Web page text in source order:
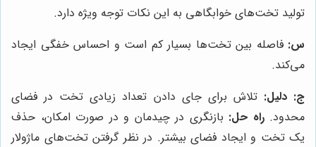
تولید تخت‌های خوابگاهی به این نکات توجه ویژه دارد.
س: فاصله بین تخت‌ها بسیار کم است و احساس خفگی ایجاد
می‌کند.
ج: دلیل: تلاش برای جای دادن تعداد زیادی تخت در فضای
محدود.راه حل: بازنگری در چیدمان و در صورت امکان، حذف
یک تخت و ایجاد فضای بیشتر. در نظر گرفتن تخت‌های ماژولار